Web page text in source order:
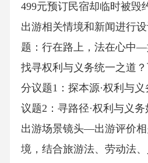
499元预订民宿却临时被毁
出游相关情境和新闻进行
题：行在路上，法在心中
找寻权利与义务统一之道？
分议题1：探本源·权利与
议题2：寻路径·权利与义
出游场景镜头—出游评价
境，结合旅游法、劳动法